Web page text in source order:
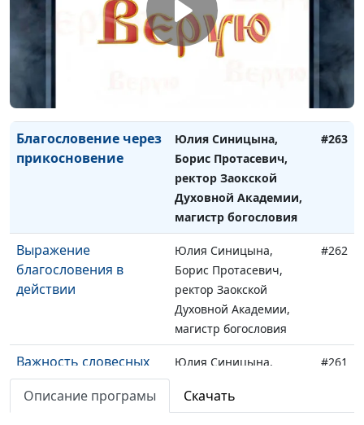
Бог?
Павел Жуков,
священнослужитель
спасения?
#264
Благословение через
прикосновение
Юлия Синицына,
Борис Протасевич,
ректор Заокской
Духовной Академии,
магистр богословия
#263
Выражение
благословения в
действии
Юлия Синицына,
Борис Протасевич,
ректор Заокской
Духовной Академии,
магистр богословия
#262
Важность словесных
благословений
Юлия Синицына,
ректор Заокской
#261
Описание програмы Скачать